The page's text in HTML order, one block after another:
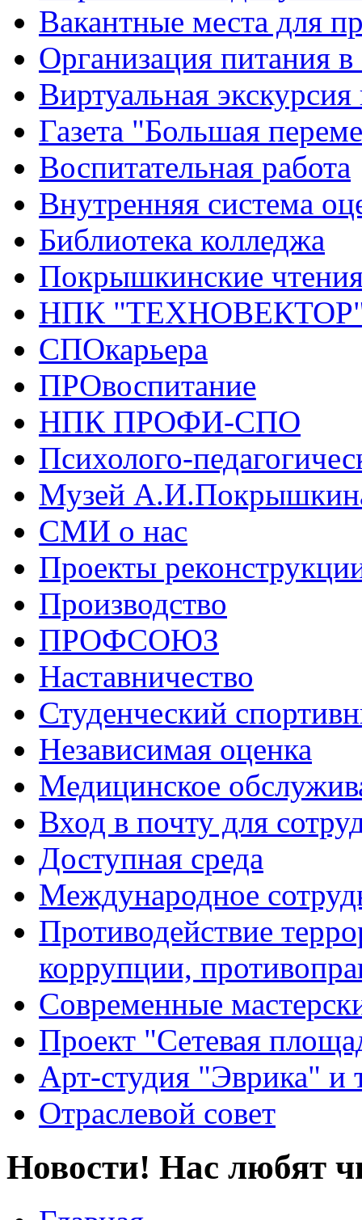
Вакантные места для
Организация питания в
Виртуальная
Газета "Большая
Воспитательная работа
Внутренняя система
Библиотека колледжа
Покрышкинские
НПК
СПОкарьера
ПРОвоспитание
НПК ПРОФИ-СПО
Психолого-
Музей
СМИ о нас
Проекты
Производство
ПРОФСОЮЗ
Наставничество
Студенческий
Независимая оценка
Медицинское
Вход в почту для
Доступная среда
Международное
Противодействие
коррупции,
Современные
Проект "Сетевая
Арт-студия "Эврика" и
Отраслевой совет
Новости! Нас любят